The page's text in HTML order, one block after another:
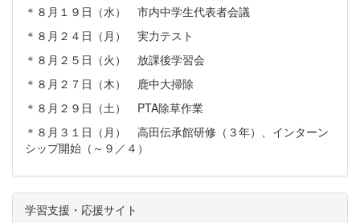
＊８月１９日（水） 市内中学生代表者会議
＊８月２４日（月） 実力テスト
＊８月２５日（火） 放課後学習会
＊８月２７日（木） 鹿中大掃除
＊８月２９日（土） PTA除草作業
＊８月３１日（月） 高田伝承館研修（３年）、インターン
シップ開始（～９／４）
学習支援・応援サイト